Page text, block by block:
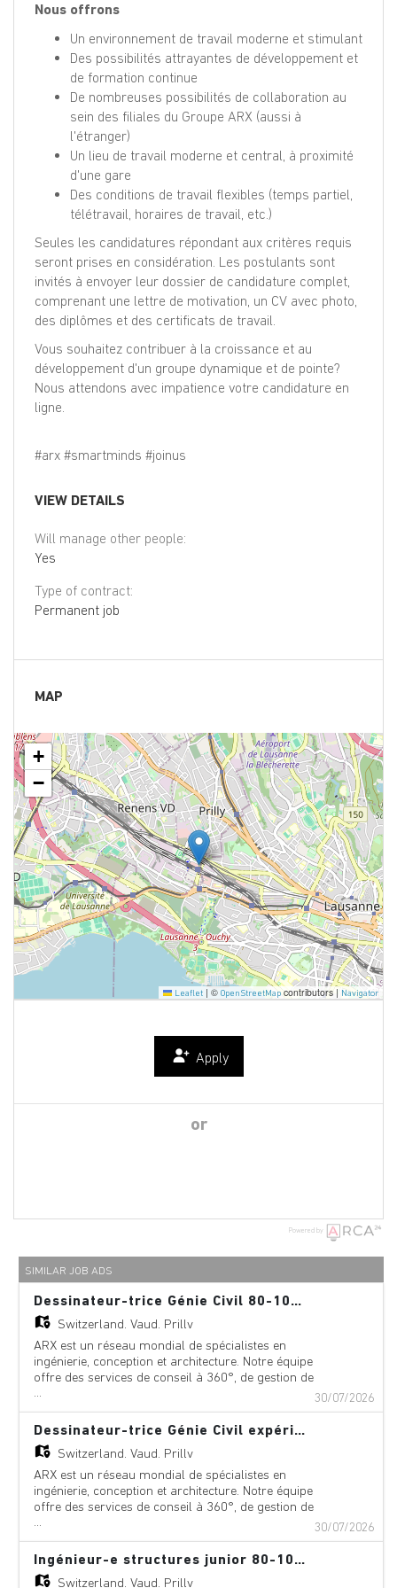
Nous offrons
Un environnement de travail moderne et stimulant
Des possibilités attrayantes de développement et
de formation continue
De nombreuses possibilités de collaboration au
sein des filiales du Groupe ARX (aussi à
l'étranger)
Un lieu de travail moderne et central, à proximité
d'une gare
Des conditions de travail flexibles (temps partiel,
télétravail, horaires de travail, etc.)
Seules les candidatures répondant aux critères requis
seront prises en considération. Les postulants sont
invités à envoyer leur dossier de candidature complet,
comprenant une lettre de motivation, un CV avec photo,
des diplômes et des certificats de travail.
Vous souhaitez contribuer à la croissance et au
développement d'un groupe dynamique et de pointe?
Nous attendons avec impatience votre candidature en
ligne.
#arx #smartminds #joinus
VIEW DETAILS
Will manage other people:
Yes
Type of contract:
Permanent job
MAP
+
−
Leaflet | © OpenStreetMapcontributors | Navigator
Apply
or
Powered by
SIMILAR JOB ADS
Dessinateur-trice Génie Civil 80-100%
Switzerland, Vaud, Prilly
ARX est un réseau mondial de spécialistes en
ingénierie, conception et architecture. Notre équipe
offre des services de conseil à 360°, de gestion de
projet et de services techniques dans les domaines
suivants : aéroports, ponts, bâtiments,
téléphériques, innovation numérique,
géotechnique, énergie hydraulique, métros,
centrales nucléaires, pétrole et gaz, pipelines, ports,
chemins de fer, génie fluvial, routes, trafic, tunnels
et traitement des eaux/eaux usées. Avec des
Sud, en Asie, en Afrique et en Océanie, nos équipes
agiles combinent expertise mondiale et savoir-faire
local. Le résultat est notre approche « glocale »
unique, qui nous permet de répondre aux besoins
30/07/2026
Dessinateur-trice Génie Civil expérimenté-e 80-100%
Switzerland, Vaud, Prilly
ARX est un réseau mondial de spécialistes en
ingénierie, conception et architecture. Notre équipe
offre des services de conseil à 360°, de gestion de
projet et de services techniques dans les domaines
suivants : aéroports, ponts, bâtiments,
téléphériques, innovation numérique,
environnement, équipements, géologie,
30/07/2026
Ingénieur-e structures junior 80-100%
Switzerland, Vaud, Prilly